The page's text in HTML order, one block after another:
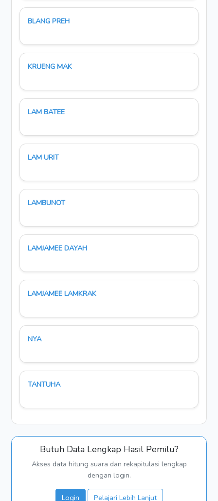
BLANG PREH
KRUENG MAK
LAM BATEE
LAM URIT
LAMBUNOT
LAMJAMEE DAYAH
LAMJAMEE LAMKRAK
NYA
TANTUHA
Butuh Data Lengkap Hasil Pemilu?
Akses data hitung suara dan rekapitulasi lengkap
dengan login.
Login Pelajari Lebih Lanjut